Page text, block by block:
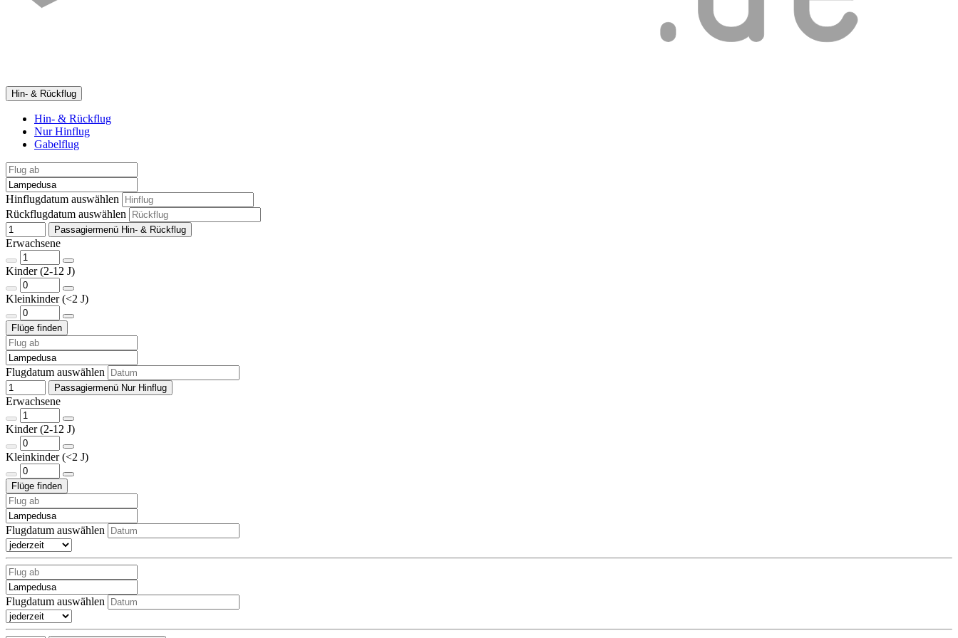
Hin- & Rückflug
Hin- & Rückflug
Nur Hinflug
Gabelflug
Hinflugdatum auswählen
Rückflugdatum auswählen
Passagiermenü Hin- & Rückflug
Erwachsene
Kinder (2-12 J)
Kleinkinder (<2 J)
Flugdatum auswählen
Passagiermenü Nur Hinflug
Erwachsene
Kinder (2-12 J)
Kleinkinder (<2 J)
Flugdatum auswählen
Flugdatum auswählen